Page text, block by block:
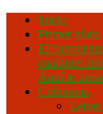
Inicio
Primer plato
El
cualquier
Aquí te
Columnas
Letras